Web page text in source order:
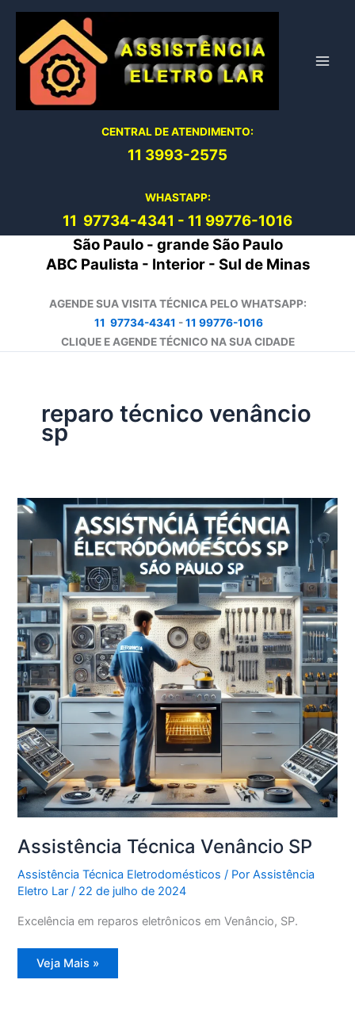
conteúdo
CENTRAL DE ATENDIMENTO:
11 3993-2575
WHASTAPP:
11 97734-4341 - 11 99776-1016
São Paulo - grande São Paulo
ABC Paulista - Interior - Sul de Minas
AGENDE SUA VISITA TÉCNICA PELO WHATSAPP:
11 97734-4341 -11 99776-1016
CLIQUE E AGENDE TÉCNICO NA SUA CIDADE
reparo técnico venâncio
sp
Assistência Técnica Venâncio SP
Assistência Técnica Eletrodomésticos / PorAssistência
Eletro Lar/ 22 de julho de 2024
Excelência em reparos eletrônicos em Venâncio, SP.
Assistência
Técnica
Veja Mais »